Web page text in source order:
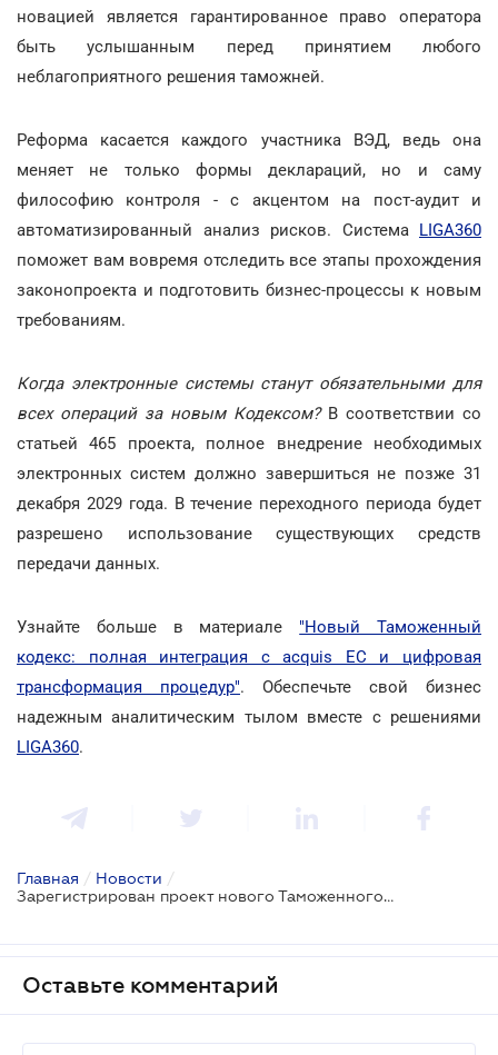
новацией является гарантированное право оператора
быть услышанным перед принятием любого
неблагоприятного решения таможней.
Реформа касается каждого участника ВЭД, ведь она
меняет не только формы деклараций, но и саму
философию контроля - с акцентом на пост-аудит и
автоматизированный анализ рисков. Система LIGA360
поможет вам вовремя отследить все этапы прохождения
законопроекта и подготовить бизнес-процессы к новым
требованиям.
Когда электронные системы станут обязательными для
всех операций за новым Кодексом?В соответствии со
статьей 465 проекта, полное внедрение необходимых
электронных систем должно завершиться не позже 31
декабря 2029 года. В течение переходного периода будет
разрешено использование существующих средств
передачи данных.
Узнайте больше в материале "Новый Таможенный
кодекс: полная интеграция с acquis ЕС и цифровая
трансформация процедур". Обеспечьте свой бизнес
надежным аналитическим тылом вместе с решениями
LIGA360.
Главная / Новости /
Зарегистрирован проект нового Таможенного кодекса Украины: что готовит реформа?
Оставьте комментарий